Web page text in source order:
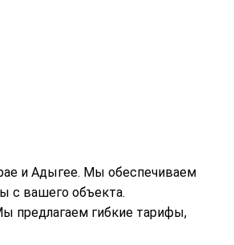
и Адыгее. Мы обеспечиваем
с вашего объекта.
предлагаем гибкие тарифы,